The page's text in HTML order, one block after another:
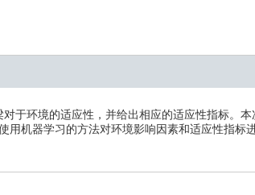
于环境的适应性，并给出相应的适应性指标。
机器学习的方法对环境影响因素和适应性指标